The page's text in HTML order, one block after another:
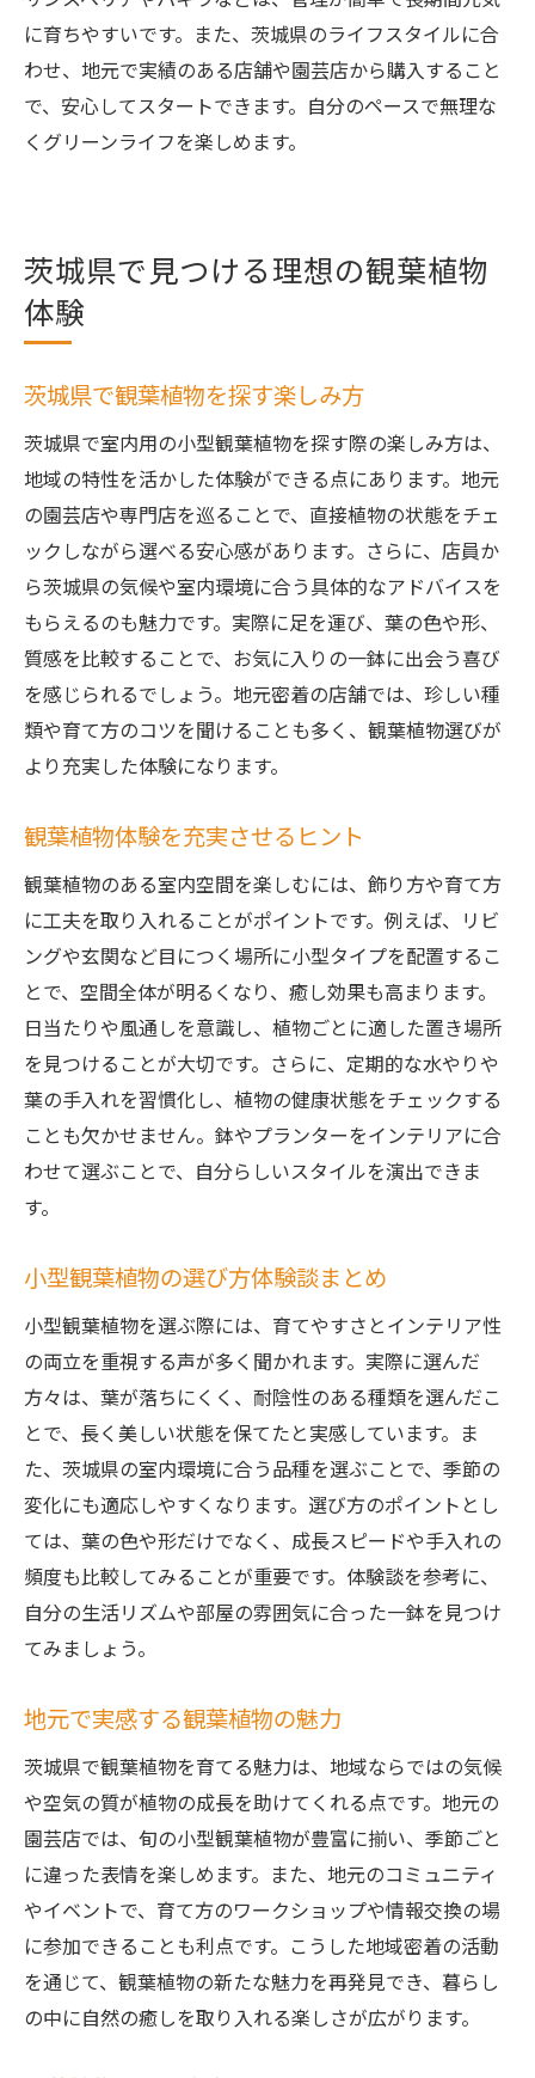
に育ちやすいです。また、茨城県のライフスタイルに合
わせ、地元で実績のある店舗や園芸店から購入すること
で、安心してスタートできます。自分のペースで無理な
くグリーンライフを楽しめます。
茨城県で見つける理想の観葉植物
体験
茨城県で観葉植物を探す楽しみ方
茨城県で室内用の小型観葉植物を探す際の楽しみ方は、
地域の特性を活かした体験ができる点にあります。地元
の園芸店や専門店を巡ることで、直接植物の状態をチェ
ックしながら選べる安心感があります。さらに、店員か
ら茨城県の気候や室内環境に合う具体的なアドバイスを
もらえるのも魅力です。実際に足を運び、葉の色や形、
質感を比較することで、お気に入りの一鉢に出会う喜び
を感じられるでしょう。地元密着の店舗では、珍しい種
類や育て方のコツを聞けることも多く、観葉植物選びが
より充実した体験になります。
観葉植物体験を充実させるヒント
観葉植物のある室内空間を楽しむには、飾り方や育て方
に工夫を取り入れることがポイントです。例えば、リビ
ングや玄関など目につく場所に小型タイプを配置するこ
とで、空間全体が明るくなり、癒し効果も高まります。
日当たりや風通しを意識し、植物ごとに適した置き場所
を見つけることが大切です。さらに、定期的な水やりや
葉の手入れを習慣化し、植物の健康状態をチェックする
ことも欠かせません。鉢やプランターをインテリアに合
わせて選ぶことで、自分らしいスタイルを演出できま
す。
小型観葉植物の選び方体験談まとめ
小型観葉植物を選ぶ際には、育てやすさとインテリア性
の両立を重視する声が多く聞かれます。実際に選んだ
方々は、葉が落ちにくく、耐陰性のある種類を選んだこ
とで、長く美しい状態を保てたと実感しています。ま
た、茨城県の室内環境に合う品種を選ぶことで、季節の
変化にも適応しやすくなります。選び方のポイントとし
ては、葉の色や形だけでなく、成長スピードや手入れの
頻度も比較してみることが重要です。体験談を参考に、
自分の生活リズムや部屋の雰囲気に合った一鉢を見つけ
てみましょう。
地元で実感する観葉植物の魅力
茨城県で観葉植物を育てる魅力は、地域ならではの気候
や空気の質が植物の成長を助けてくれる点です。地元の
園芸店では、旬の小型観葉植物が豊富に揃い、季節ごと
に違った表情を楽しめます。また、地元のコミュニティ
やイベントで、育て方のワークショップや情報交換の場
に参加できることも利点です。こうした地域密着の活動
を通じて、観葉植物の新たな魅力を再発見でき、暮らし
の中に自然の癒しを取り入れる楽しさが広がります。